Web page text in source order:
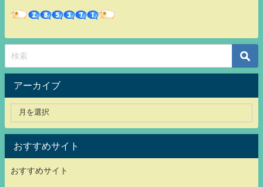
アーカイブ
おすすめサイト
おすすめサイト